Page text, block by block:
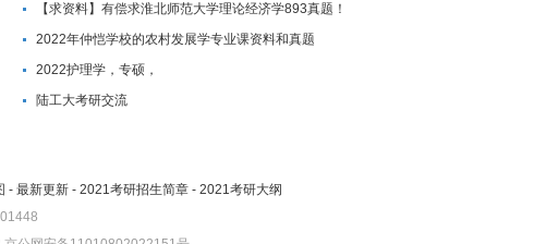
【求资料】有偿求淮北师范大学理论经济学893真题！
2022年仲恺学校的农村发展学专业课资料和真题
2022护理学，专硕，
陆工大考研交流
- 最新更新 - 2021考研招生简章 - 2021考研大纲